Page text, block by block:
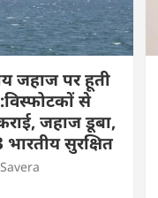
जहाज पर हूती
से
जहाज डूबा,
सुरक्षित